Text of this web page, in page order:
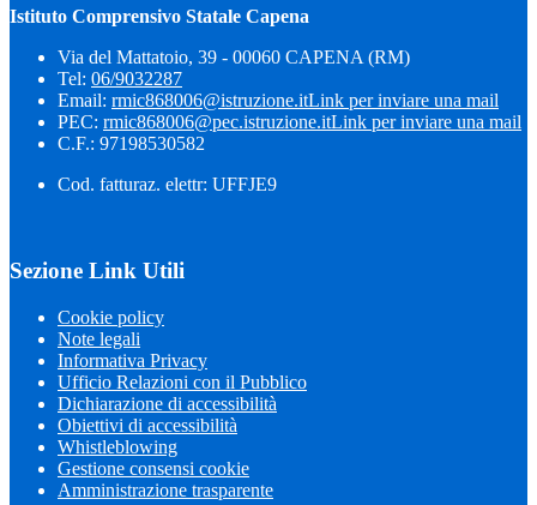
Istituto Comprensivo Statale Capena
Via del Mattatoio, 39 - 00060 CAPENA (RM)
Tel: 06/9032287
Email: rmic868006@istruzione.itLink per inviare una mail
PEC: rmic868006@pec.istruzione.itLink per inviare una mail
C.F.: 97198530582
Cod. fatturaz. elettr: UFFJE9
Sezione Link Utili
Cookie policy
Note legali
Informativa Privacy
Ufficio Relazioni con il Pubblico
Dichiarazione di accessibilità
Obiettivi di accessibilità
Whistleblowing
Gestione consensi cookie
Amministrazione trasparente